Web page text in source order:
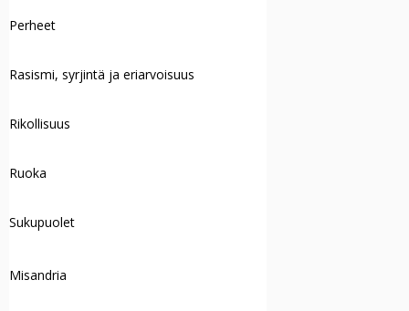
Perheet
Rasismi, syrjintä ja eriarvoisuus
Rikollisuus
Ruoka
Sukupuolet
Misandria